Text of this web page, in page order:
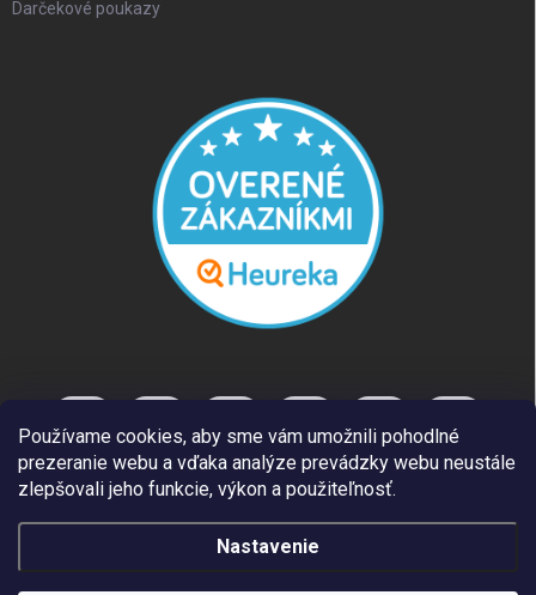
Používame cookies, aby sme vám umožnili pohodlné
prezeranie webu a vďaka analýze prevádzky webu neustále
zlepšovali jeho funkcie, výkon a použiteľnosť.
Nastavenie
Darčekové poukazy